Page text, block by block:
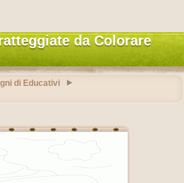
da Colorare
di Educativi